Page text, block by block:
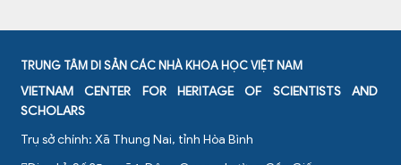
TRUNG TÂM DI SẢN CÁC NHÀ KHOA HỌC VIỆT NAM
VIETNAM CENTER FOR HERITAGE OF SCIENTISTS AND
SCHOLARS
Trụ sở chính: Xã Thung Nai, tỉnh Hòa Bình